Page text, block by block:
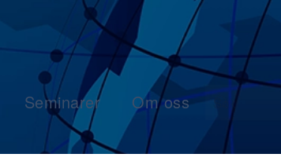
Seminarer Om oss